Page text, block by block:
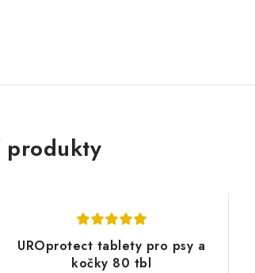
produkty
UROprotect tablety pro psy a
kočky 80 tbl